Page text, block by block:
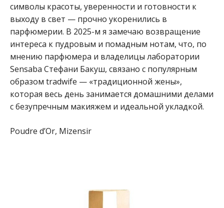
символы красоты, уверенности и готовности к
выходу в свет — прочно укоренились в
парфюмерии. В 2025-м я замечаю возвращение
интереса к пудровым и помадным нотам, что, по
мнению парфюмера и владелицы лаборатории
Sensaba Стефани Бакуш, связано с популярным
образом tradwife — «традиционной жены»,
которая весь день занимается домашними делами
с безупречным макияжем и идеальной укладкой.
Poudre d’Or, Mizensir